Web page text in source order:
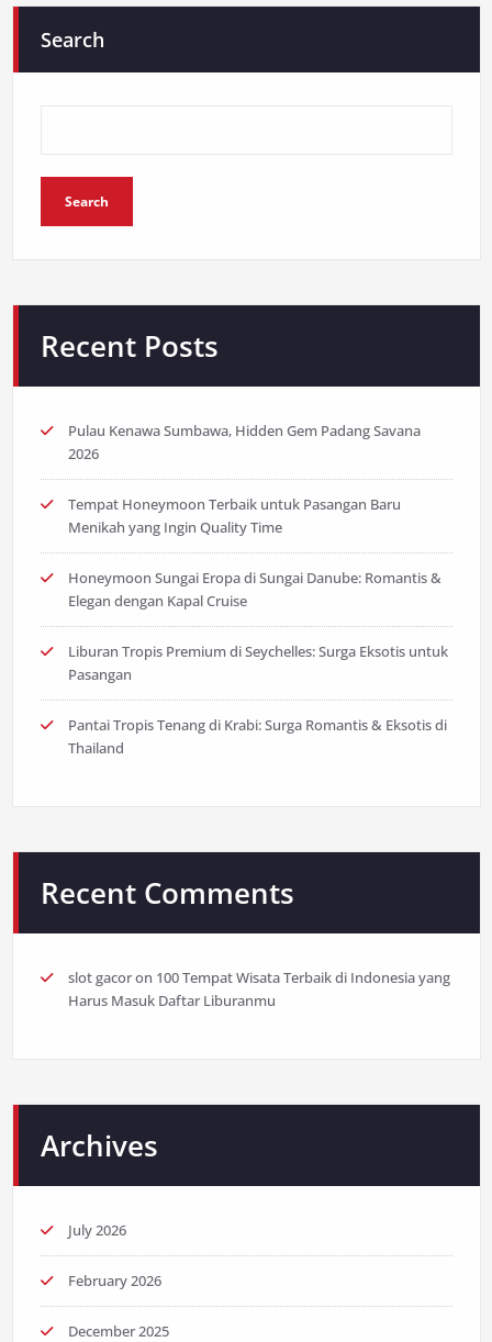
Search
Search
Recent Posts
Pulau Kenawa Sumbawa, Hidden Gem Padang Savana
2026
Tempat Honeymoon Terbaik untuk Pasangan Baru
Menikah yang Ingin Quality Time
Honeymoon Sungai Eropa di Sungai Danube: Romantis &
Elegan dengan Kapal Cruise
Liburan Tropis Premium di Seychelles: Surga Eksotis untuk
Pasangan
Pantai Tropis Tenang di Krabi: Surga Romantis & Eksotis di
Thailand
Recent Comments
slot gacoron 100 Tempat Wisata Terbaik di Indonesia yang
Harus Masuk Daftar Liburanmu
Archives
July 2026
February 2026
December 2025